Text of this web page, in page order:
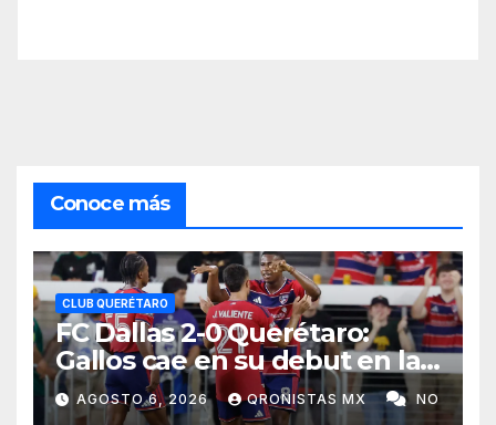
Conoce más
CLUB QUERÉTARO
FC Dallas 2-0 Querétaro:
Gallos cae en su debut en la
Leagues Cup 2026
AGOSTO 6, 2026 QRONISTAS MX NO